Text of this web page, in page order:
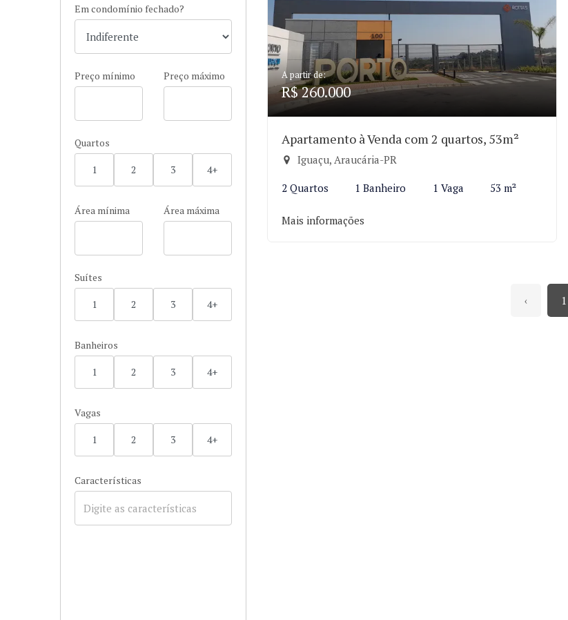
Em condomínio fechado?
Preço mínimo Preço máximo
Quartos
1 2 3 4+
Área mínima Área máxima
Suítes
1 2 3 4+
Banheiros
1 2 3 4+
Vagas
1 2 3 4+
Características
A partir de:
R$ 260.000
Apartamento à Venda com 2 quartos, 53m²
Iguaçu, Araucária-PR
2 Quartos 1 Banheiro 1 Vaga 53 m²
Mais informações
‹ 1